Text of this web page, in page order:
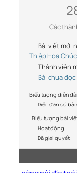
Các
Bài viết mới
Thiệp Hoa
Thành viên
Bài chưa đọc
Biểu tượng diễn
Diễn đàn có
Biểu tượng bài
Hoạt động
Đã giải quyết